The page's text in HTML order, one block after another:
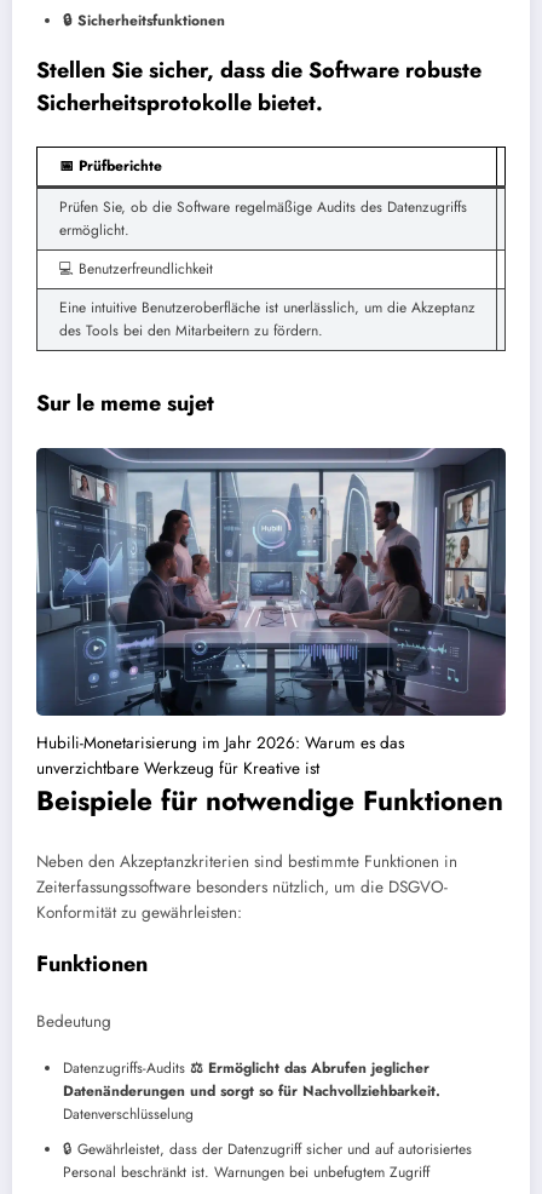
🔒 Sicherheitsfunktionen
Stellen Sie sicher, dass die Software robuste
Sicherheitsprotokolle bietet.
📅 Prüfberichte
Prüfen Sie, ob die Software regelmäßige Audits des Datenzugriffs
ermöglicht.
💻 Benutzerfreundlichkeit
Eine intuitive Benutzeroberfläche ist unerlässlich, um die Akzeptanz
des Tools bei den Mitarbeitern zu fördern.
Sur le meme sujet
Hubili-Monetarisierung im Jahr 2026: Warum es das
unverzichtbare Werkzeug für Kreative ist
Beispiele für notwendige Funktionen
Neben den Akzeptanzkriterien sind bestimmte Funktionen in
Zeiterfassungssoftware besonders nützlich, um die DSGVO-
Konformität zu gewährleisten:
Funktionen
Bedeutung
Datenzugriffs-Audits ⚖️ Ermöglicht das Abrufen jeglicher
Datenänderungen und sorgt so für Nachvollziehbarkeit.
Datenverschlüsselung
🔒 Gewährleistet, dass der Datenzugriff sicher und auf autorisiertes
Personal beschränkt ist. Warnungen bei unbefugtem Zugriff